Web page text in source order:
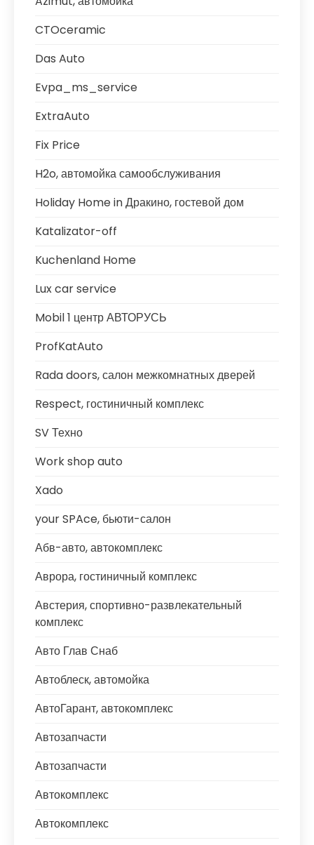
CTOceramic
Das Auto
Evpa_ms_service
ExtraAuto
Fix Price
H2o, автомойка самообслуживания
Holiday Home in Дракино, гостевой дом
Katalizator-off
Kuchenland Home
Lux car service
Mobil 1 центр АВТОРУСЬ
ProfKatAuto
Rada doors, салон межкомнатных дверей
Respect, гостиничный комплекс
SV Техно
Work shop auto
Xado
your SPAce, бьюти-салон
Абв-авто, автокомплекс
Аврора, гостиничный комплекс
Австерия, спортивно-развлекательный
комплекс
Авто Глав Снаб
Автоблеск, автомойка
АвтоГарант, автокомплекс
Автозапчасти
Автозапчасти
Автокомплекс
Автокомплекс